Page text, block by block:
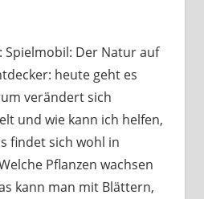
Spielmobil: Der Natur auf
heute geht es
verändert sich
und wie kann ich helfen,
findet sich wohl in
Pflanzen wachsen
kann man mit Blättern,